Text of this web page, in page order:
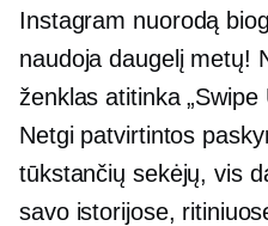
Instagram nuorodą
naudoja daugelį metų!
ženklas atitinka
Netgi patvirtintos
tūkstančių sekėjų, vis
savo istorijose,